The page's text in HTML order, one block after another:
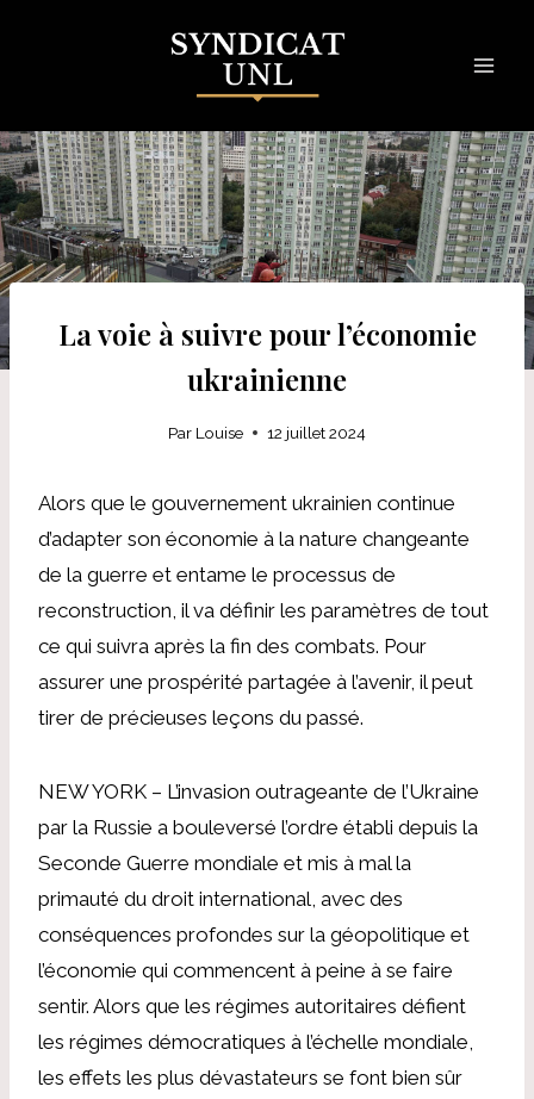
La voie à suivre pour l’économie
ukrainienne
Par Louise 12 juillet 2024
Alors que le gouvernement ukrainien continue
d’adapter son économie à la nature changeante
de la guerre et entame le processus de
reconstruction, il va définir les paramètres de tout
ce qui suivra après la fin des combats. Pour
assurer une prospérité partagée à l’avenir, il peut
tirer de précieuses leçons du passé.
NEW YORK – L’invasion outrageante de l’Ukraine
par la Russie a bouleversé l’ordre établi depuis la
Seconde Guerre mondiale et mis à mal la
primauté du droit international, avec des
conséquences profondes sur la géopolitique et
l’économie qui commencent à peine à se faire
sentir. Alors que les régimes autoritaires défient
les régimes démocratiques à l’échelle mondiale,
les effets les plus dévastateurs se font bien sûr